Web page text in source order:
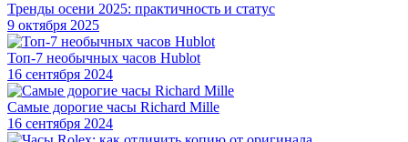
Тренды осени 2025: практичность и статус
9 октября 2025
Топ-7 необычных часов Hublot
16 сентября 2024
Самые дорогие часы Richard Mille
16 сентября 2024